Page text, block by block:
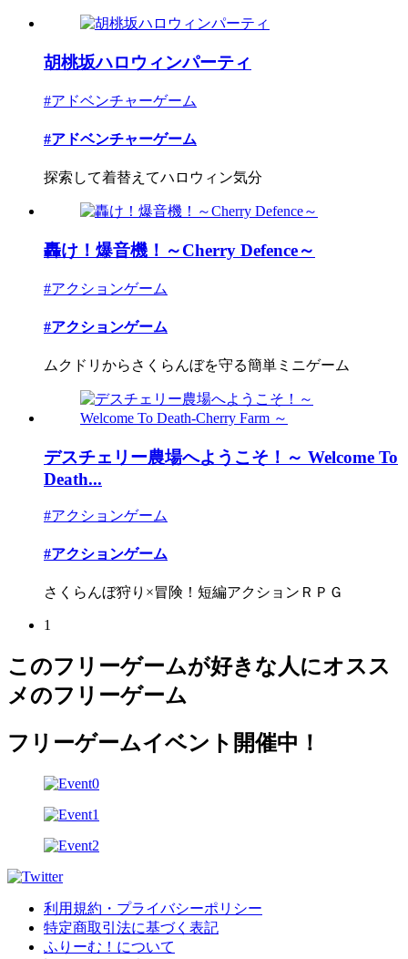
胡桃坂ハロウィンパーティ
#アドベンチャーゲーム
#アドベンチャーゲーム
探索して着替えてハロウィン気分
轟け！爆音機！～Cherry Defence～
#アクションゲーム
#アクションゲーム
ムクドリからさくらんぼを守る簡単ミニゲーム
デスチェリー農場へようこそ！～ Welcome To
Death...
#アクションゲーム
#アクションゲーム
さくらんぼ狩り×冒険！短編アクションＲＰＧ
1
このフリーゲームが好きな人にオスス
メのフリーゲーム
フリーゲームイベント開催中！
利用規約・プライバシーポリシー
特定商取引法に基づく表記
ふりーむ！について